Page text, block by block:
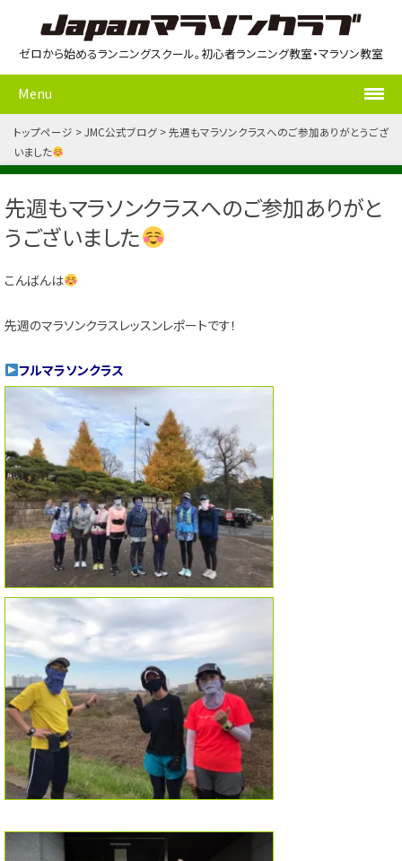
ゼロから始めるランニングスクール。初心者ランニング教室・マラソン教室
Menu
トップページ JMC公式ブログ
先週もマラソンクラスへのご参加ありがとうござ
いました
先週もマラソンクラスへのご参加ありがと
うございました
こんばんは
先週のマラソンクラスレッスンレポートです！
フルマラソンクラス